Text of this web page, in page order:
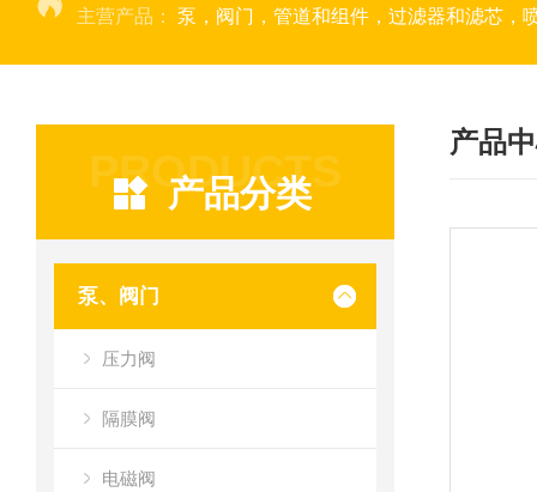
主营产品： 泵，阀门，管道和组件，过滤器和滤芯，
PRODUCTS
产品分类
泵、阀门
压力阀
隔膜阀
电磁阀
产品